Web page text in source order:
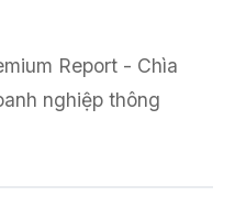
Report - Chìa
nghiệp thông